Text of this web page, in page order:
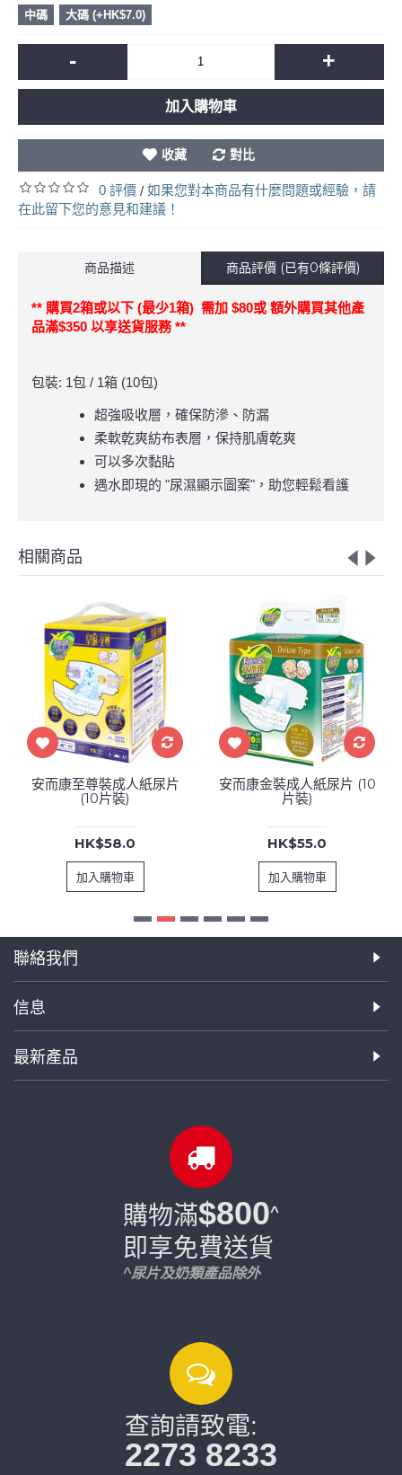
中碼
大碼 (+HK$7.0)
- +
加入購物車
收藏 對比
0 評價 / 如果您對本商品有什麼問題或經驗，請
在此留下您的意見和建議！
商品描述 商品評價 (已有0條評價)
** 購買2箱或以下 (最少1箱) 需加 $80或 額外購買其他產
品滿$350 以享送貨服務 **
包裝: 1包 / 1箱 (10包)
超強吸收層，確保防滲、防漏
柔軟乾爽紡布表層，保持肌膚乾爽
可以多次黏貼
遇水即現的 "尿濕顯示圖案"，助您輕鬆看護
相關商品
安而康至尊裝成人紙尿片
(10片裝)
HK$58.0
加入購物車
安而康金裝成人紙尿片 (10
片裝)
HK$55.0
加入購物車
聯絡我們
信息
最新產品
購物滿$800^
即享免費送貨
^尿片及奶類產品除外
查詢請致電:
2273 8233